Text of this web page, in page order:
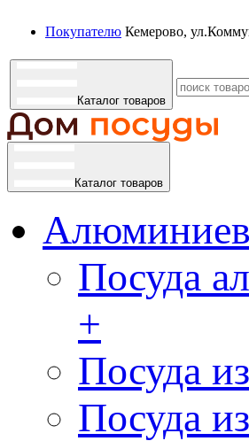
Покупателю Кемерово,
Каталог товаров
Каталог товаров
Посуда
+
Посуда
Посуда